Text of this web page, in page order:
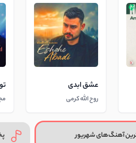
عشق ابدی
روح الله کرمی
آهنگ‌های شهریور